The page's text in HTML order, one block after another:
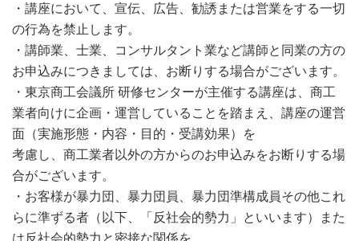
・講座において、宣伝、広告、勧誘または営業をする一切
の行為を禁止します。
・講師業、士業、コンサルタント業など講師と同業の方の
お申込みにつきましては、お断りする場合がございます。
・東京商工会議所 研修センターが主催する講座は、商工
業者向けに企画・運営していることを踏まえ、講座の運営
面（実施形態・内容・目的・受講効果）を
考慮し、商工業者以外の方からのお申込みをお断りする場
合がございます。
・お客様が暴力団、暴力団員、暴力団準構成員その他これ
らに準ずる者（以下、「反社会的勢力」といいます）また
は反社会的勢力と密接な関係を